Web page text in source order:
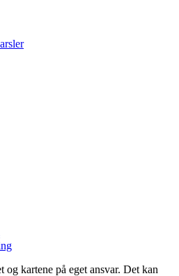
og kartene på eget ansvar. Det kan